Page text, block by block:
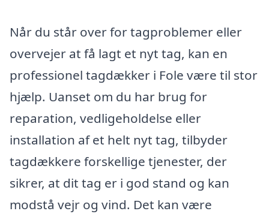
Når du står over for tagproblemer eller
overvejer at få lagt et nyt tag, kan en
professionel tagdækker i Fole være til stor
hjælp. Uanset om du har brug for
reparation, vedligeholdelse eller
installation af et helt nyt tag, tilbyder
tagdækkere forskellige tjenester, der
sikrer, at dit tag er i god stand og kan
modstå vejr og vind. Det kan være